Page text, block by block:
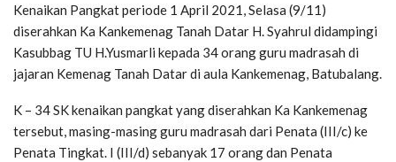
Kenaikan Pangkat periode 1 April 2021, Selasa (9/11)
diserahkan Ka Kankemenag Tanah Datar H. Syahrul didampingi
Kasubbag TU H.Yusmarli kepada 34 orang guru madrasah di
jajaran Kemenag Tanah Datar di aula Kankemenag, Batubalang.
K – 34 SK kenaikan pangkat yang diserahkan Ka Kankemenag
tersebut, masing-masing guru madrasah dari Penata (III/c) ke
Penata Tingkat. I (III/d) sebanyak 17 orang dan Penata